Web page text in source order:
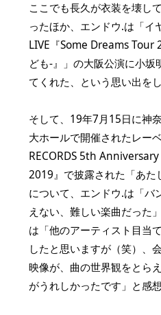
ここでも長久が衣装を壊し
ったほか、エンドウ.は「イ
LIVE『Some Dreams Tour
ども-』」の大阪公演に小坂
てくれた、という思い出を
そして、19年7月15日に神
大ホールで開催されたレー
RECORDS 5th Anniversary
2019』で披露された「あた
について、エンドウ.は「バ
えない、難しい楽曲だった
は「他のアーティスト目当
したと思いますが（笑）、
映像が、曲の世界観をとら
がうれしかったです」と感